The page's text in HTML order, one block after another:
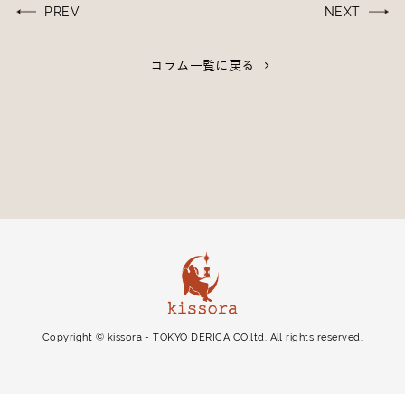
投
PREV NEXT
コラム一覧に戻る
Copyright © kissora - TOKYO DERICA CO.ltd. All rights reserved.